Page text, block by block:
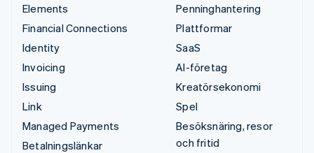
Elements
Financial Connections
Identity
Invoicing
Issuing
Link
Managed Payments
Betalningslänkar
Penninghantering
Plattformar
SaaS
AI-företag
Kreatörsekonomi
Spel
Besöksnäring, resor
och fritid